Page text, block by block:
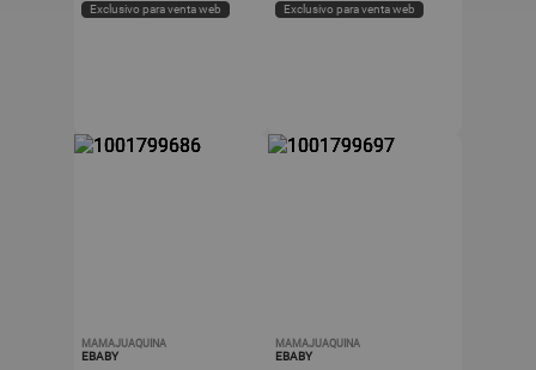
Exclusivo para venta web Exclusivo para venta web
MAMAJUAQUINA
EBABY
MAMAJUAQUINA
EBABY